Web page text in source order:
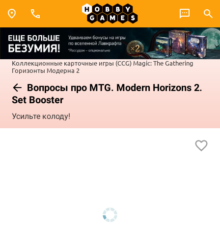
Коллекционные карточные игры (CCG) Magic: The Gathering
Горизонты Модерна 2
Вопросы про MTG. Modern Horizons 2.
Set Booster
Усильте колоду!